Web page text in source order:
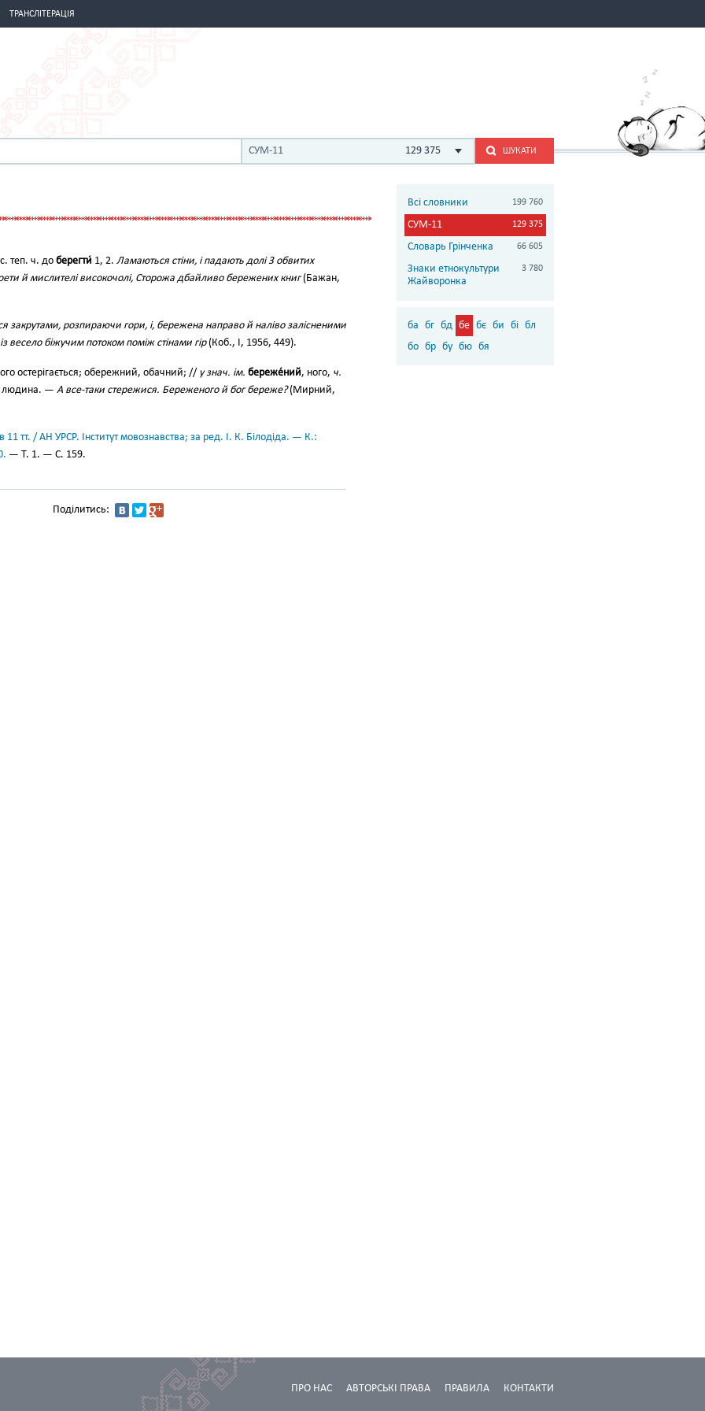
ТРАНСЛІТЕРАЦІЯ
СУМ-11 129 375 ШУКАТИ
теп. ч. доберегти́ 1, 2. Ламаються стіни, і падають долі З обвитих
й мислителі високочолі, Сторожа дбайливо бережених книг(Бажан,
закрутами, розпираючи гори, і, бережена направо й наліво залісненими
весело біжучим потоком поміж стінами гір(Коб., І, 1956, 449).
остерігається; обережний, обачний; // у знач. ім. береже́ний, ного, ч.
людина. — А все-таки стережися. Береженого й бог береже?(Мирний,
11 тт. / АН УРСР. Інститут мовознавства; за ред. І. К. Білодіда. — К.:
— Т. 1. — С. 159.
Поділитись:
Всі словники 199 760
СУМ-11 129 375
Словарь Грінченка 66 605
Знаки етнокультури
Жайворонка
3 780
ба бг бд бе бє би бі бл
бо бр бу бю бя
КОНТАКТИ
ПРАВИЛА
АВТОРСЬКІ ПРАВА
ПРО НАС